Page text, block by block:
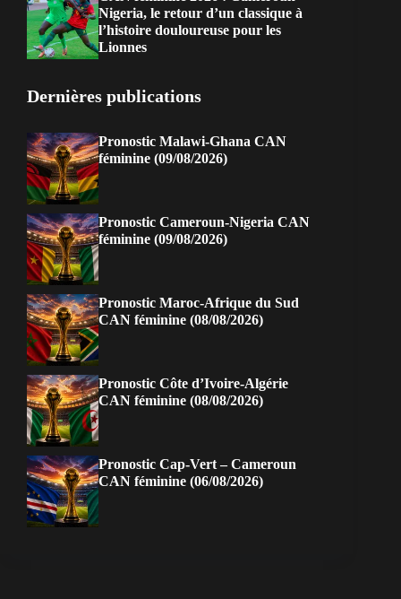
Nigeria, le retour d’un classique à
l’histoire douloureuse pour les
Lionnes
Dernières publications
Pronostic Malawi-Ghana CAN
féminine (09/08/2026)
Pronostic Cameroun-Nigeria CAN
féminine (09/08/2026)
Pronostic Maroc-Afrique du Sud
CAN féminine (08/08/2026)
Pronostic Côte d’Ivoire-Algérie
CAN féminine (08/08/2026)
Pronostic Cap-Vert – Cameroun
CAN féminine (06/08/2026)